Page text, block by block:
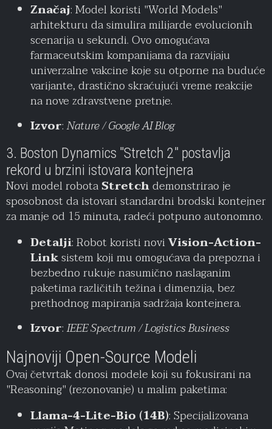
Značaj: Model koristi "World Models"
arhitekturu da simulira milijarde evolucionih
scenarija u sekundi. Ovo omogućava
farmaceutskim kompanijama da razvijaju
univerzalne vakcine koje su otporne na buduće
varijante, drastično skraćujući vreme reakcije
na nove zdravstvene pretnje.
Izvor:Nature / Google AI Blog
3. Boston Dynamics "Stretch 2" postavlja
rekord u brzini istovara kontejnera
Novi model robotaStretchdemonstrirao je
sposobnost da istovari standardni brodski kontejner
za manje od 15 minuta, radeći potpuno autonomno.
Detalji: Robot koristi noviVision-Action-
Linksistem koji mu omogućava da prepozna i
bezbedno rukuje nasumično naslaganim
paketima različitih težina i dimenzija, bez
prethodnog mapiranja sadržaja kontejnera.
Izvor:IEEE Spectrum / Logistics Business
Najnoviji Open-Source Modeli
Ovaj četvrtak donosi modele koji su fokusirani na
"Reasoning" (rezonovanje) u malim paketima:
Llama-4-Lite-Bio (14B): Specijalizovana